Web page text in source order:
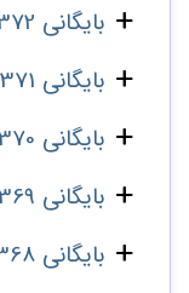
بایگانی 1372
بایگانی 1371
بایگانی 1370
بایگانی 1369
بایگانی 1368